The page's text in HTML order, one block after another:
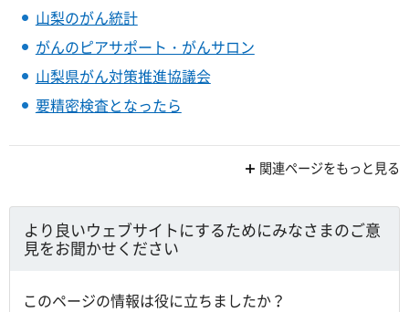
山梨のがん統計
がんのピアサポート・がんサロン
山梨県がん対策推進協議会
要精密検査となったら
関連ページをもっと見る
より良いウェブサイトにするためにみなさまのご意
見をお聞かせください
このページの情報は役に立ちましたか？